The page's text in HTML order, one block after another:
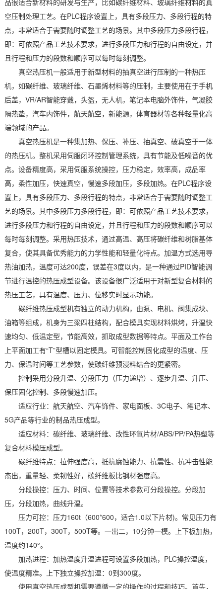
空压制处理工艺。在PLC程序设置上，具有多段压力、多段行程的特
点，非常适合于需要随时调整工艺的场景。其中多段压力多段行程，
即：可依照产品工艺技术要求，进行多段压力和行程的自由设定，并
且行程和压力的段数和顺序可以每时每刻调整。
真空热压机一般适用于新型材料的抽真空进行压制的一种热压
机，如碳纤维、玻璃纤维、石墨烯材料等的压制，主要使用在于手机
后盖，VR/AR智能穿戴，头盔，无人机，笔记本电脑外饰件，气凝胶
隔热垫，汽车内饰件，航天航空，新能源，体育器材等各种轻量化高
端领域的产品。
真空热压机是一种集加热、保压、补压、抽真空、破真空于一体
的热压机。整机采用伺服闭环控制管理系统，具有节能及低噪音的优
点。设备精度高，采用伺服系统操控，压力稳定，效率高，成品率
高，柔性加压，快速真空，慢速多段加压，多段加热。在PLC程序设
置上，具有多段压力、多段行程的特点，非常适合于需要随时调整工
艺的场景。其中多段压力多段行程，即：可依照产品工艺技术要求，
进行多段压力和行程的自由设定，并且行程和压力的段数和顺序可以
每时每刻调整。采用热压技术，通过高温、高压将碳纤维和树脂基体
复合，使其具备优秀能力的力学性能和轻量化特点。加温方式选用导
热油加热，温度可达200度，误差在3度以内，是一种通过PID智能调
节进行温控的热压成型设备。该设备很广泛适用于对新型复合材料的
热压工艺，具有温度、压力、位移实时显示功能。
碳纤维热压成型机有独立的动力机构，由泵、电机、阀集成块、
油箱等组成，机身为三梁四柱结构，配合模具实现材料烘烤，升温快
速均匀、低温定型，节能高效，抓取成型数据等特点。平面及工作台
上平面加工有“T”型槽以固定模具。可智能控制固化成型的温度、压
力、保温时间等工艺参数，使碳纤维预浸料结合的更紧密。
控制采用分段升温、分段压力（压力递增）、逐步升温、升压、
保压固化控制、多段慢速加压。
适应行业：航天航空、汽车饰件、家电面板、3C电子、笔记本、
5G产品等行业的制品热压成型。
适应材料：碳纤维、玻璃纤维、改性环氧片材/ABS/PP/PA热塑等
复合材料模压成型。
碳纤维特点：拉伸强度高，抵抗腐蚀能力、抗震性、抗冲击性能
杰出，重量轻、柔韧性好，碳纤维板比钢材强度高。
分段操控：压力、时间、位置等技术参数可分段操控。分段加
压，分段加热，曲线升温。
压力可控：压力160t（600*600，适合1.0以下片材)。常见压力有
100T，200T，300T，500T等。一出二，10分钟一模。上下板加热，
温度约140°。
加热进程：加热温度升温进程可设置多段加热，PLC操控温度，
使温度精准。上下独立操控加温：0到300度。
使用真空热压成型机需要遵循一定的操作的过程和技巧。首先，